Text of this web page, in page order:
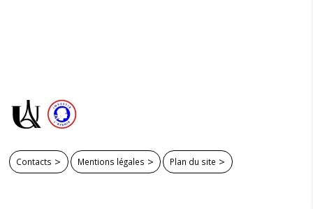
Contacts Mentions légales Plan du site